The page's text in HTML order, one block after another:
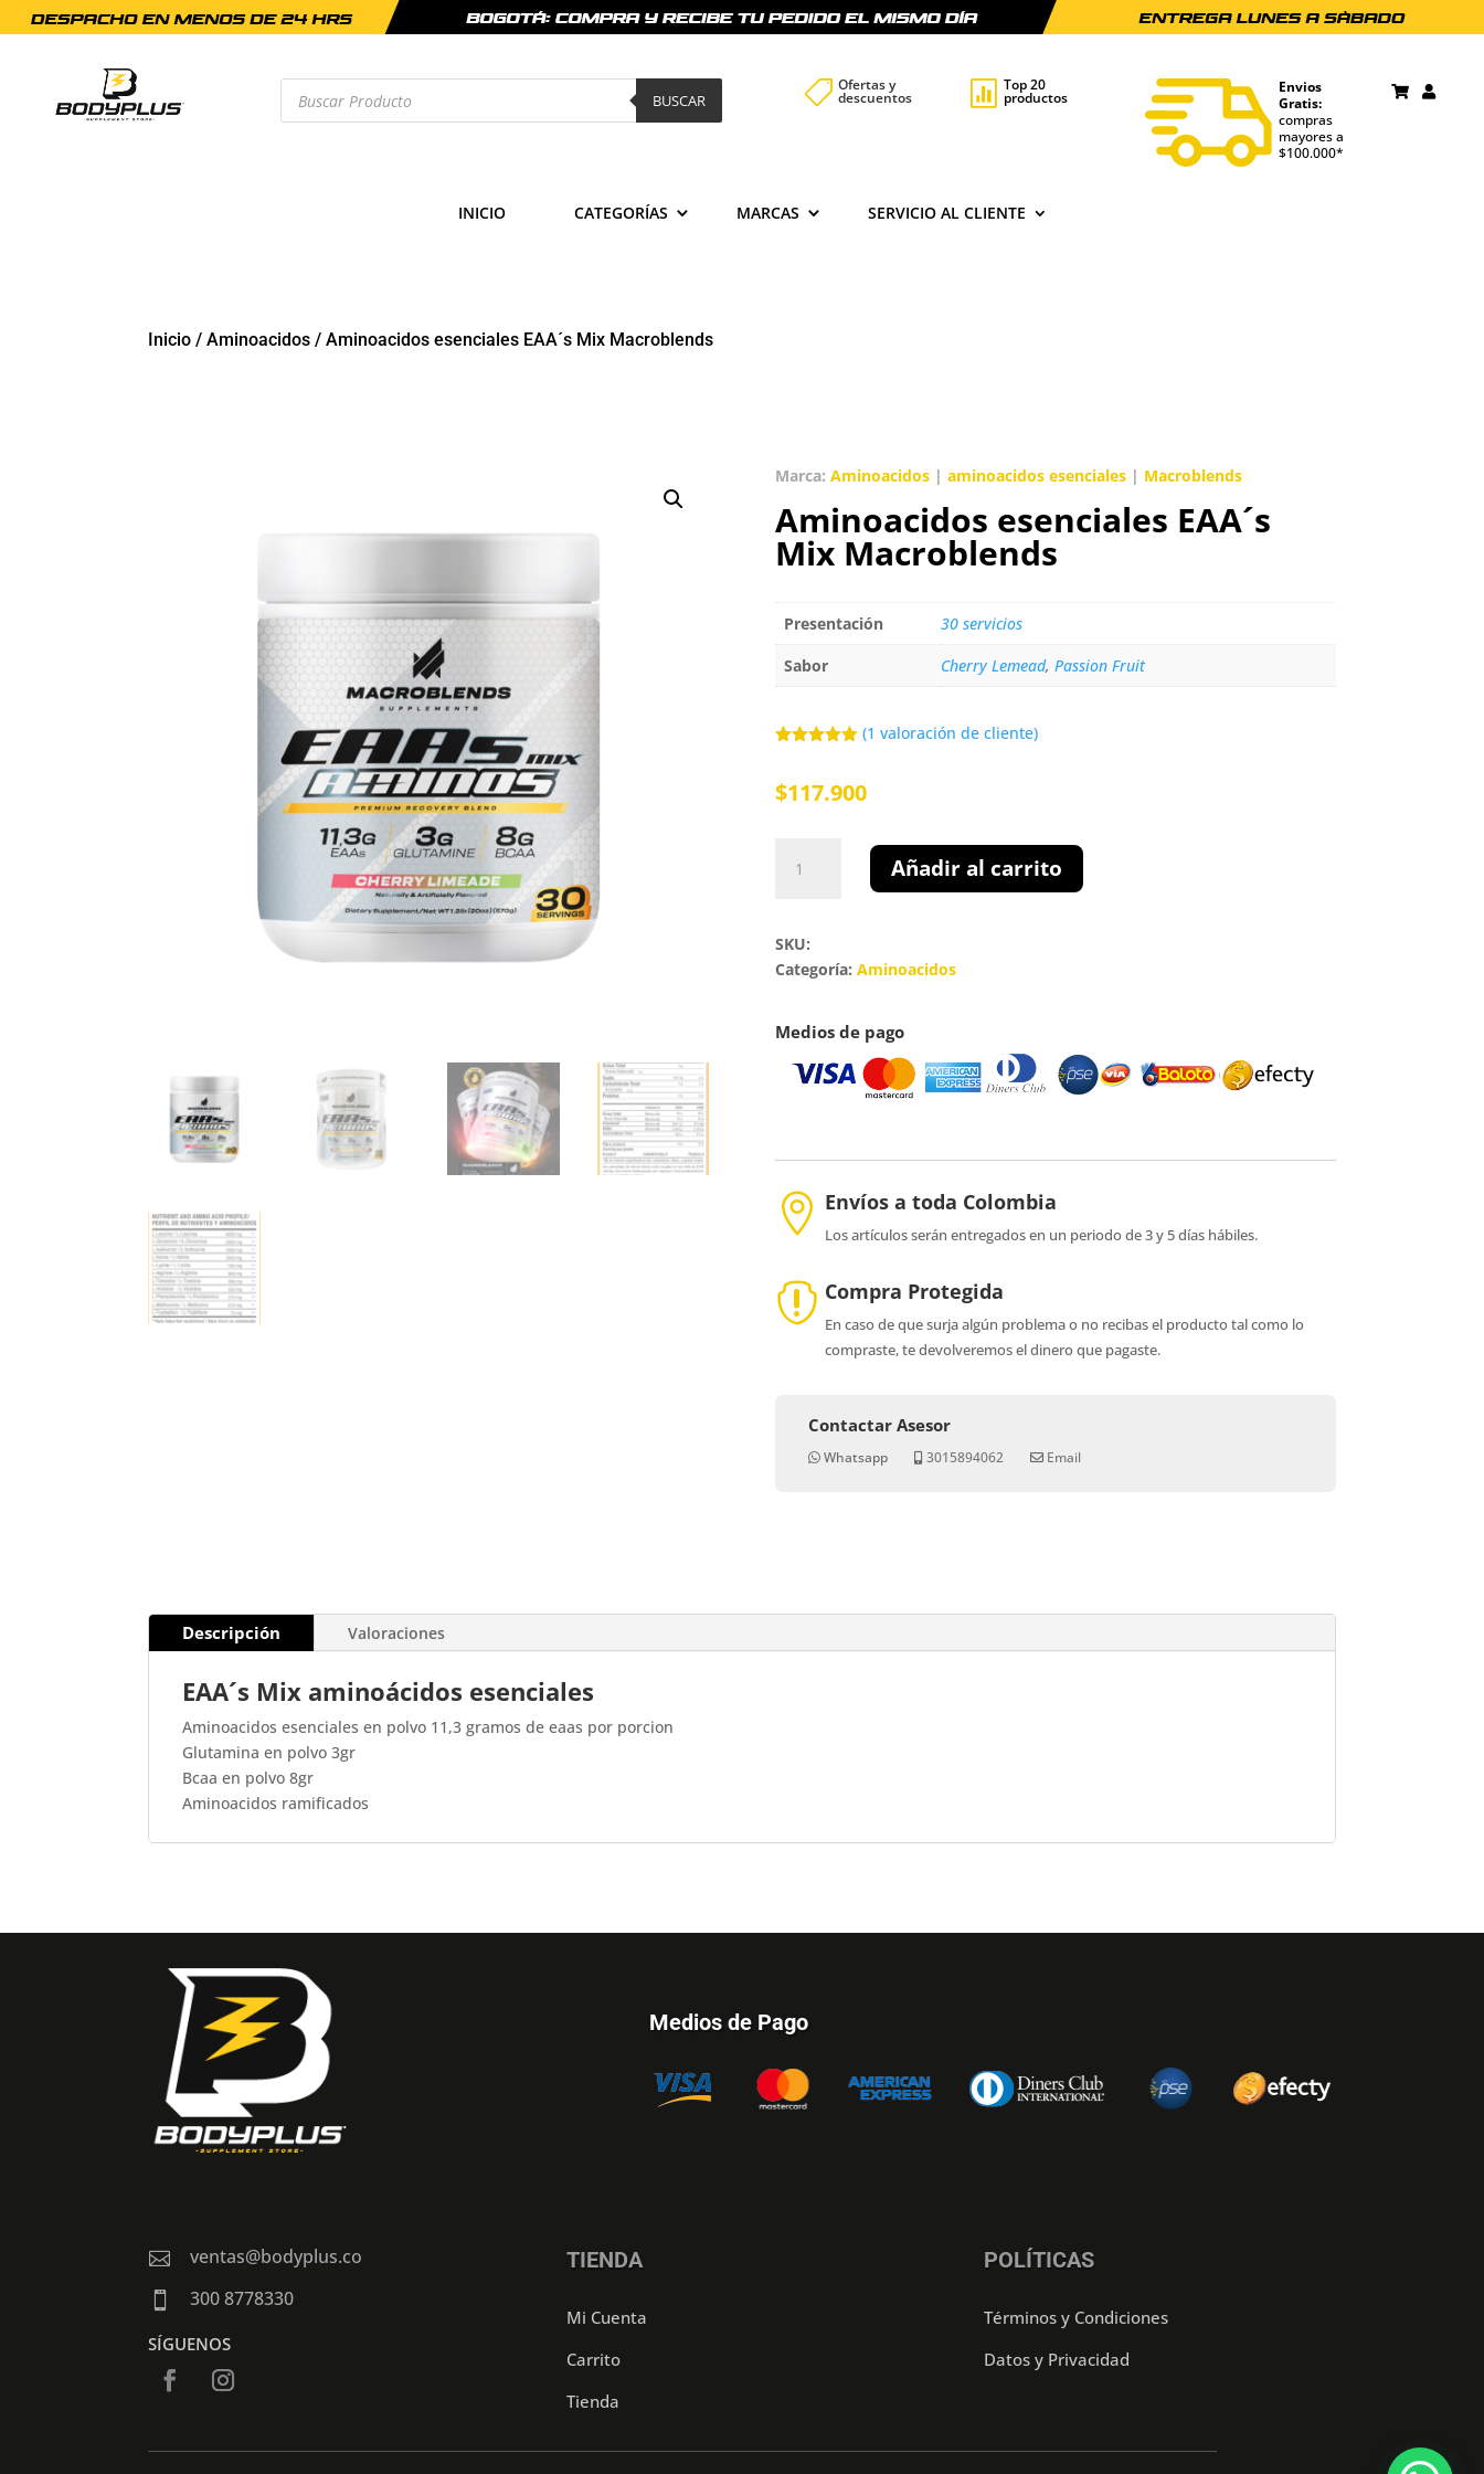
Búsqueda
BUSCAR  Ofertas y
descuentos  Top 20
productos
Envios
Gratis:
compras
mayores a
$100.000*
INICIO CATEGORÍAS MARCAS SERVICIO AL CLIENTE
Inicio /Aminoacidos /Aminoacidos esenciales EAA´s Mix Macroblends
Marca: Aminoacidos| aminoacidos esenciales| Macroblends
Aminoacidos esenciales EAA´s
Mix Macroblends
Presentación
30 servicios
Sabor
Cherry Lemead, Passion Fruit
5 en base
a valoración
(1 valoración de cliente)
$117.900
esenciales
Mix
Macroblends
Añadir al carrito
SKU:
Categoría: Aminoacidos
Medios de pago
 Envíos a toda Colombia
Los artículos serán entregados en un periodo de 3 y 5 días hábiles.
 Compra Protegida
En caso de que surja algún problema o no recibas el producto tal como lo
compraste, te devolveremos el dinero que pagaste.
Contactar Asesor
Whatsapp 3015894062 Email
Descripción Valoraciones
EAA´s Mix aminoácidos esenciales
Aminoacidos esenciales en polvo 11,3 gramos de eaas por porcion
Glutamina en polvo 3gr
Bcaa en polvo 8gr
Aminoacidos ramificados
Medios de Pago
 ventas@bodyplus.co
 300 8778330
SÍGUENOS
TIENDA
Mi Cuenta
Carrito
Tienda
POLÍTICAS
Términos y Condiciones
Datos y Privacidad